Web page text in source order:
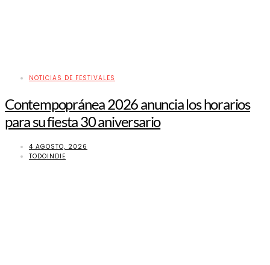
NOTICIAS DE FESTIVALES
Contempopránea 2026 anuncia los horarios
para su fiesta 30 aniversario
4 AGOSTO, 2026
TODOINDIE